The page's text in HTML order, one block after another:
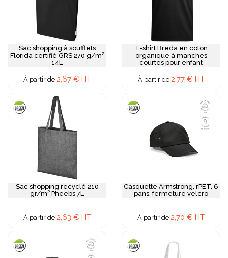
Sac shopping à soufflets
Florida certifié GRS 270 g/m²
14L
À partir de 2,67 € HT
T-shirt Breda en coton
organique à manches
courtes pour enfant
À partir de 2,77 € HT
Sac shopping recyclé 210
gr/m² Pheebs 7L
À partir de 2,63 € HT
Casquette Armstrong, rPET. 6
pans, fermeture velcro
À partir de 2,70 € HT